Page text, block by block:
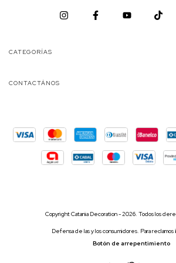
CATEGORÍAS
CONTACTÁNOS
Copyright Catania Decoration - 2026. Todos los
Defensa de las y los consumidores. Para reclamos
Botón de arrepentimiento